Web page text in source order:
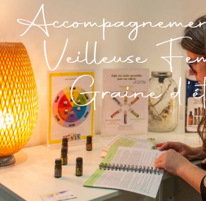
Veilleuse
Graine